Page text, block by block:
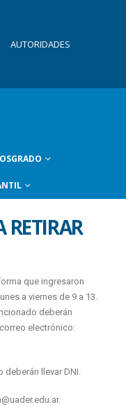
AUTORIDADES
RETIRAR
que ingresaron
a viernes de 9 a 13.
deberán
electrónico:
llevar DNI.